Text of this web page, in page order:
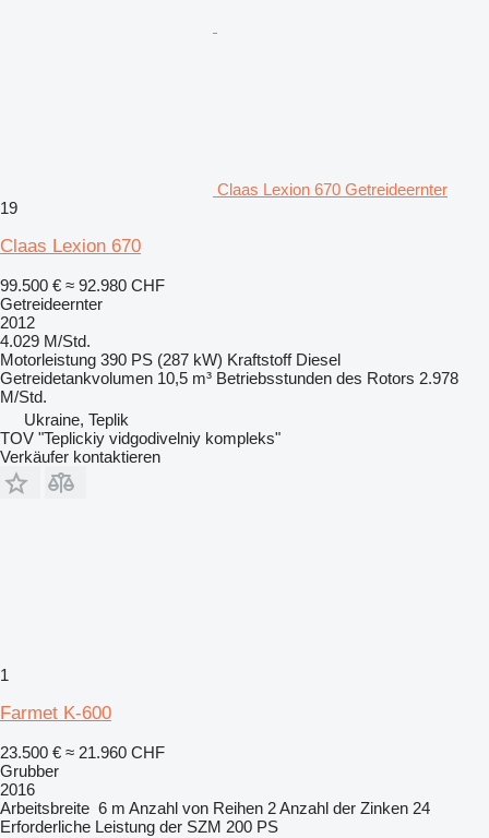
Claas Lexion 670 Getreideernter
19
Claas Lexion 670
99.500 € ≈ 92.980 CHF
Getreideernter
2012
4.029 M/Std.
Motorleistung 390 PS (287 kW) Kraftstoff Diesel
Getreidetankvolumen 10,5 m³ Betriebsstunden des Rotors 2.978
M/Std.
Ukraine, Teplik
TOV "Teplickiy vidgodivelniy kompleks"
Verkäufer kontaktieren
1
Farmet K-600
23.500 € ≈ 21.960 CHF
Grubber
2016
Arbeitsbreite 6 m Anzahl von Reihen 2Anzahl der Zinken 24
Erforderliche Leistung der SZM 200 PS